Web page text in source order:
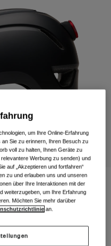
um Ihre Online-Erfahrung
Sie zu erinnern, Ihren Besuch zu
voll zu halten, Ihnen Geräte zu
Werbung zu senden) und
auf „Akzeptieren und fortfahren“
zu und erlauben uns und unseren
über Ihre Interaktionen mit der
weiterzugeben, um Ihre Erfahrung
Möchten Sie mehr darüber
an.